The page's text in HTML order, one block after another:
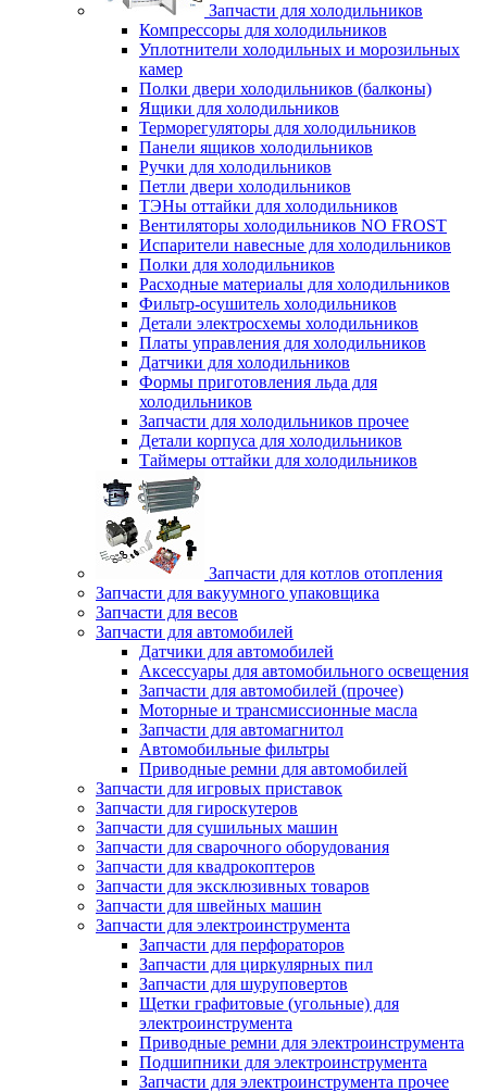
Запчасти для холодильников
Компрессоры для холодильников
Уплотнители холодильных и морозильных
камер
Полки двери холодильников (балконы)
Ящики для холодильников
Терморегуляторы для холодильников
Панели ящиков холодильников
Ручки для холодильников
Петли двери холодильников
ТЭНы оттайки для холодильников
Вентиляторы холодильников NO FROST
Испарители навесные для холодильников
Полки для холодильников
Расходные материалы для холодильников
Фильтр-осушитель холодильников
Детали электросхемы холодильников
Платы управления для холодильников
Датчики для холодильников
Формы приготовления льда для
холодильников
Запчасти для холодильников прочее
Детали корпуса для холодильников
Таймеры оттайки для холодильников
Запчасти для котлов отопления
Запчасти для вакуумного упаковщика
Запчасти для весов
Запчасти для автомобилей
Датчики для автомобилей
Аксессуары для автомобильного освещения
Запчасти для автомобилей (прочее)
Моторные и трансмиссионные масла
Запчасти для автомагнитол
Автомобильные фильтры
Приводные ремни для автомобилей
Запчасти для игровых приставок
Запчасти для гироскутеров
Запчасти для сушильных машин
Запчасти для сварочного оборудования
Запчасти для квадрокоптеров
Запчасти для эксклюзивных товаров
Запчасти для швейных машин
Запчасти для электроинструмента
Запчасти для перфораторов
Запчасти для циркулярных пил
Запчасти для шуруповертов
Щетки графитовые (угольные) для
электроинструмента
Приводные ремни для электроинструмента
Подшипники для электроинструмента
Запчасти для электроинструмента прочее